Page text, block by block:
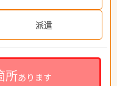
派遣
所あります